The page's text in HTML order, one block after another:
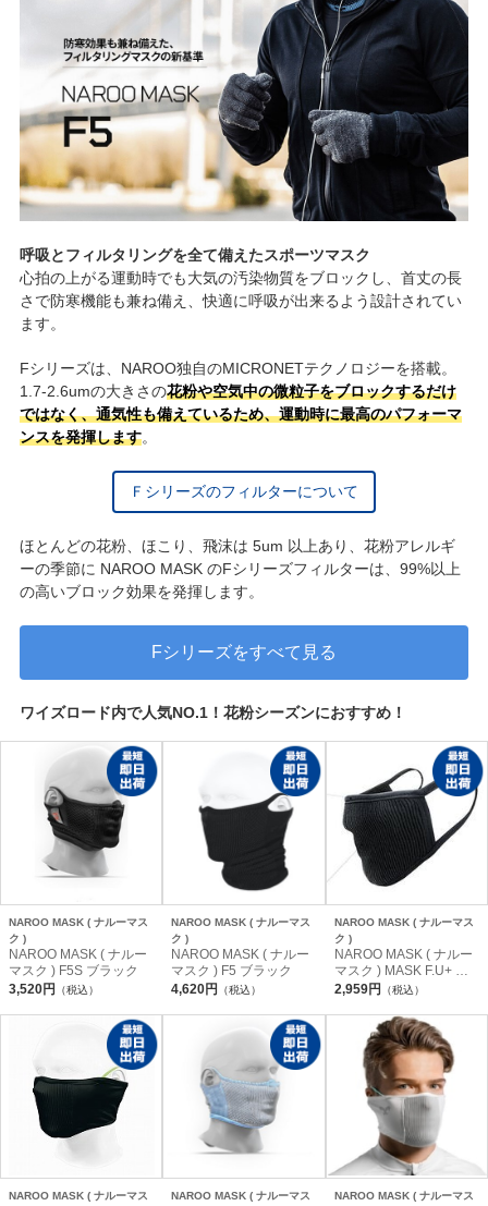
呼吸とフィルタリングを全て備えたスポーツマスク
心拍の上がる運動時でも大気の汚染物質をブロックし、首丈の長
さで防寒機能も兼ね備え、快適に呼吸が出来るよう設計されてい
ます。
Fシリーズは、NAROO独自のMICRONETテクノロジーを搭載。
1.7-2.6umの大きさの花粉や空気中の微粒子をブロックするだけ
ではなく、通気性も備えているため、運動時に最高のパフォーマ
ンスを発揮します。
Ｆシリーズのフィルターについて
ほとんどの花粉、ほこり、飛沫は 5um 以上あり、花粉アレルギ
ーの季節に NAROO MASK のFシリーズフィルターは、99%以上
の高いブロック効果を発揮します。
Fシリーズをすべて見る
ワイズロード内で人気NO.1！花粉シーズンにおすすめ！
NAROO MASK ( ナルーマス
ク )
NAROO MASK ( ナルー
マスク ) F5S ブラック
3,520円
（税込）
NAROO MASK ( ナルーマス
ク )
NAROO MASK ( ナルー
マスク ) F5 ブラック
4,620円
（税込）
NAROO MASK ( ナルーマス
ク )
NAROO MASK ( ナルー
マスク ) MASK F.U+ ブ
ラック L ( 18cm x12cm )
2,959円 （税込）
NAROO MASK ( ナルーマス NAROO MASK ( ナルーマス NAROO MASK ( ナルーマス